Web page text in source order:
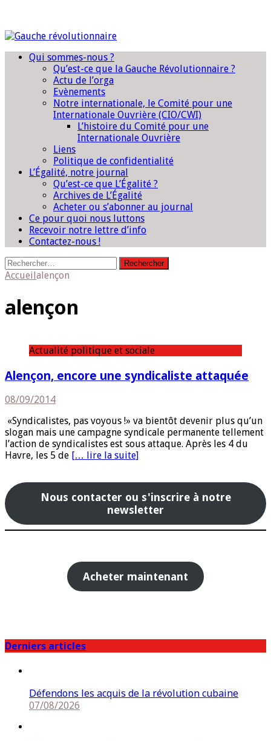
Qui sommes-nous ?
Qu’est-ce que la Gauche Révolutionnaire ?
Actu de l’orga
Evènements
Notre internationale, le Comité pour une
Internationale Ouvrière (CIO/CWI)
L’histoire du Comité pour une
Internationale Ouvrière
Liens
Politique de confidentialité
L’Égalité, notre journal
Qu’est-ce que L’Égalité ?
Archives de L’Égalité
Acheter ou s’abonner au journal
Ce pour quoi nous luttons
Recevoir notre lettre d’info
Contactez-nous !
Rechercher :
Accueilalençon
alençon
Actualité politique et sociale
Alençon, encore une syndicaliste attaquée
08/09/2014
«Syndicalistes, pas voyous !» va bientôt devenir plus qu’un
slogan mais une campagne syndicale permanente tellement
l’action de syndicalistes est sous attaque. Après les 4 du
Havre, les 5 de [… lire la suite]
Nous contacter ou s'inscrire à notre
newsletter
Acheter maintenant
Derniers articles
Défendons les acquis de la révolution cubaine
07/08/2026